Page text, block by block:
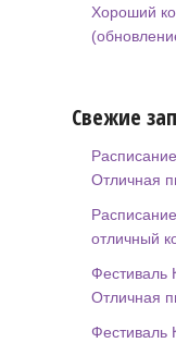
Хороший
Свежие
Отличная
отличный
Фестиваль
Отличная
Фестиваль